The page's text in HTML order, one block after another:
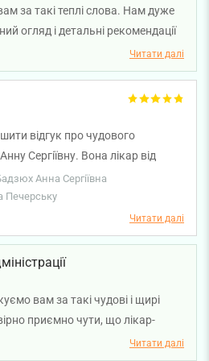
Через 2 дні прописаних
від них, бо мені було все гірше.
відновилось і на повторному
Катерини виявилось, що у
побачила ще по перших
і його потрібно лікувати не
а антибіотиком. Завдяки
Бадзюх Анні ситуація дійшла до
затягнулось на місяць
Ні в якому разі не рекомендую
це може коштувати життя!
за такі теплі слова. Нам дуже
огляд і детальні рекомендації
Анни Бадзюх справили на вас
Бажаємо вам міцного
Читати далі
відгук про чудового
Сергіївну. Вона лікар від
уважна. Я дуже
Анна Сергіївна
Печерську
Читати далі
вам за такі чудові і щирі
приємно чути, що лікар-
Бадзюх змогла подарувати вам
Читати далі